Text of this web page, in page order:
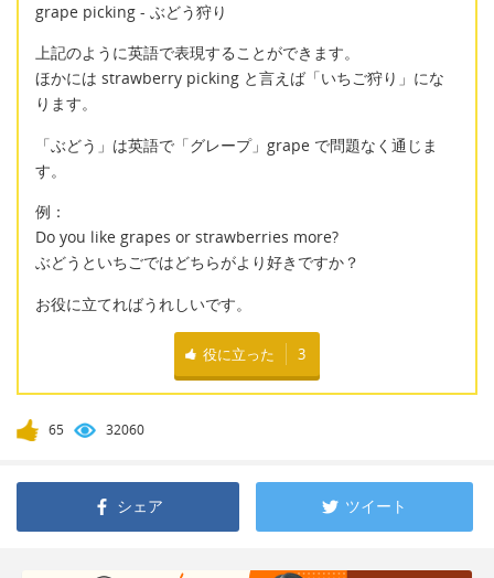
grape picking - ぶどう狩り
上記のように英語で表現することができます。
ほかには strawberry picking と言えば「いちご狩り」にな
ります。
「ぶどう」は英語で「グレープ」grape で問題なく通じま
す。
例：
Do you like grapes or strawberries more?
ぶどうといちごではどちらがより好きですか？
お役に立てればうれしいです。
役に立った 3
65 32060
シェア ツイート